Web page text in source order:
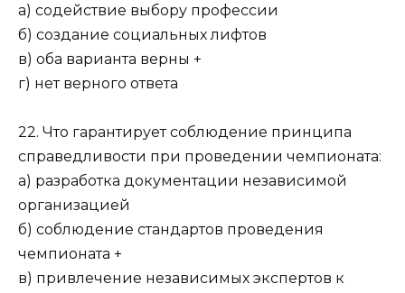
а) содействие выбору профессии
б) создание социальных лифтов
в) оба варианта верны +
г) нет верного ответа
22. Что гарантирует соблюдение принципа
справедливости при проведении чемпионата:
а) разработка документации независимой
организацией
б) соблюдение стандартов проведения
чемпионата +
в) привлечение независимых экспертов к